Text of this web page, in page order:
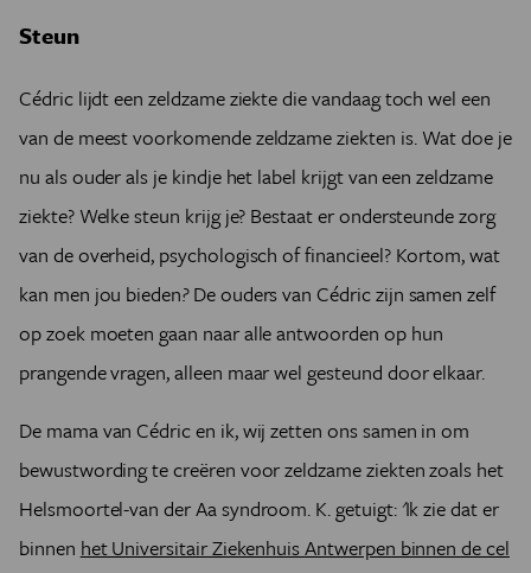
Steun
Cédric lijdt een zeldzame ziekte die vandaag toch wel een
van de meest voorkomende zeldzame ziekten is. Wat doe je
nu als ouder als je kindje het label krijgt van een zeldzame
ziekte? Welke steun krijg je? Bestaat er ondersteunde zorg
van de overheid, psychologisch of financieel? Kortom, wat
kan men jou bieden?De ouders van Cédric zijn samen zelf
op zoek moeten gaan naar alle antwoorden op hun
prangende vragen, alleen maar wel gesteund door elkaar.
De mama van Cédric en ik, wij zetten ons samen in om
bewustwording te creëren voor zeldzame ziekten zoals het
Helsmoortel-van der Aa syndroom. K. getuigt:'Ik zie dat er
binnen het Universitair Ziekenhuis Antwerpen binnen de cel